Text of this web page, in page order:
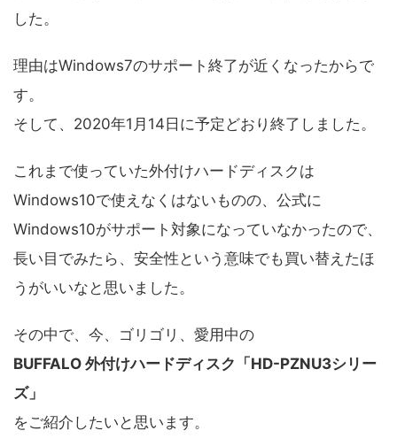
した。
理由はWindows7のサポート終了が近くなったからで
す。
そして、2020年1月14日に予定どおり終了しました。
これまで使っていた外付けハードディスクは
Windows10で使えなくはないものの、公式に
Windows10がサポート対象になっていなかったので、
長い目でみたら、安全性という意味でも買い替えたほ
うがいいなと思いました。
その中で、今、ゴリゴリ、愛用中の
BUFFALO 外付けハードディスク「HD-PZNU3シリー
ズ」
をご紹介したいと思います。